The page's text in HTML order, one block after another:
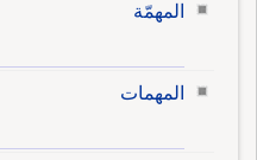
المهمّة
المهمات